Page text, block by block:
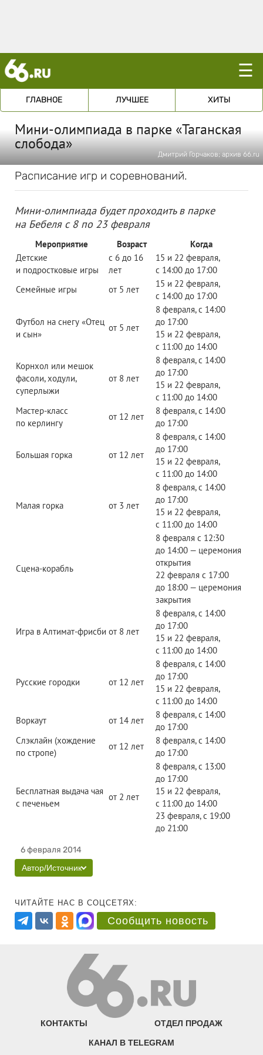
☰
ГЛАВНОЕ ЛУЧШЕЕ ХИТЫ
Мини-олимпиада в парке «Таганская
слобода»
Дмитрий Горчаков; архив 66.ru
Расписание игр и соревнований.
Мини-олимпиада будет проходить в парке
на Бебеля с 8 по 23 февраля
Мероприятие Возраст
Когда
Детские
и подростковые игры
с 6 до 16
лет
15 и 22 февраля,
с 14:00 до 17:00
Семейные игры
от 5 лет
15 и 22 февраля,
с 14:00 до 17:00
Футбол на снегу «Отец
и сын»
от 5 лет
8 февраля, с 14:00
до 17:00
15 и 22 февраля,
с 11:00 до 14:00
Корнхол или мешок
фасоли, ходули,
суперлыжи
от 8 лет
8 февраля, с 14:00
до 17:00
15 и 22 февраля,
с 11:00 до 14:00
Мастер-класс
по керлингу
от 12 лет
8 февраля, с 14:00
до 17:00
Большая горка от 12 лет
8 февраля, с 14:00
до 17:00
15 и 22 февраля,
с 11:00 до 14:00
Малая горка от 3 лет
8 февраля, с 14:00
до 17:00
15 и 22 февраля,
с 11:00 до 14:00
Сцена-корабль
8 февраля с 12:30
до 14:00 — церемония
открытия
22 февраля с 17:00
до 18:00 — церемония
закрытия
Игра в Алтимат-фрисби от 8 лет
8 февраля, с 14:00
до 17:00
15 и 22 февраля,
с 11:00 до 14:00
Русские городки от 12 лет
8 февраля, с 14:00
до 17:00
15 и 22 февраля,
с 11:00 до 14:00
Воркаут
от 14 лет
8 февраля, с 14:00
до 17:00
Слэклайн (хождение
по стропе)
от 12 лет
8 февраля, с 14:00
до 17:00
Бесплатная выдача чая
с печеньем
от 2 лет
8 февраля, с 13:00
до 17:00
15 и 22 февраля,
с 11:00 до 14:00
23 февраля, с 19:00
до 21:00
6 февраля 2014
Автор/Источник
ЧИТАЙТЕ НАС В СОЦСЕТЯХ:
Сообщить новость
КОНТАКТЫ ОТДЕЛ ПРОДАЖ
КАНАЛ В TELEGRAM